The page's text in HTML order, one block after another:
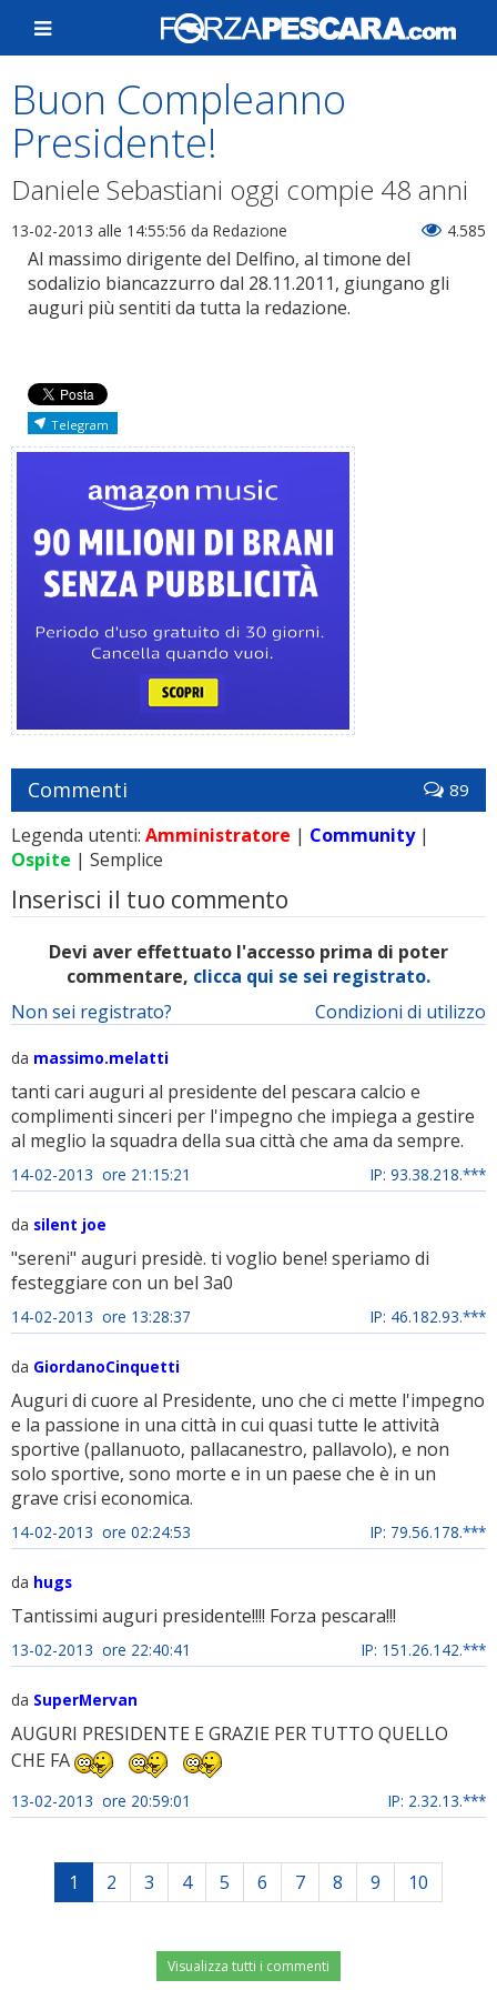
Buon Compleanno
Presidente!
Daniele Sebastiani oggi compie 48 anni
13-02-2013 alle 14:55:56 da Redazione 4.585
Al massimo dirigente del Delfino, al timone del
sodalizio biancazzurro dal 28.11.2011, giungano gli
auguri più sentiti da tutta la redazione.
Telegram
Commenti 89
Legenda utenti: Amministratore | Community|
Ospite | Semplice
Inserisci il tuo commento
Devi aver effettuato l'accesso prima di poter
commentare, clicca qui se sei registrato.
Condizioni di utilizzo
Non sei registrato?
da massimo.melatti
tanti cari auguri al presidente del pescara calcio e
complimenti sinceri per l'impegno che impiega a gestire
al meglio la squadra della sua città che ama da sempre.
14-02-2013 ore 21:15:21 IP: 93.38.218.***
da silent joe
"sereni" auguri presidè. ti voglio bene! speriamo di
festeggiare con un bel 3a0
14-02-2013 ore 13:28:37 IP: 46.182.93.***
da GiordanoCinquetti
Auguri di cuore al Presidente, uno che ci mette l'impegno
e la passione in una città in cui quasi tutte le attività
sportive (pallanuoto, pallacanestro, pallavolo), e non
solo sportive, sono morte e in un paese che è in un
grave crisi economica.
14-02-2013 ore 02:24:53 IP: 79.56.178.***
da hugs
Tantissimi auguri presidente!!!! Forza pescara!!!
13-02-2013 ore 22:40:41 IP: 151.26.142.***
da SuperMervan
AUGURI PRESIDENTE E GRAZIE PER TUTTO QUELLO
CHE FA
13-02-2013 ore 20:59:01 IP: 2.32.13.***
1 2 3 4 5 6 7 8 9 10
Visualizza tutti i commenti